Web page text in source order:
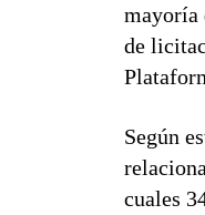
mayoría
de
Según
cuales